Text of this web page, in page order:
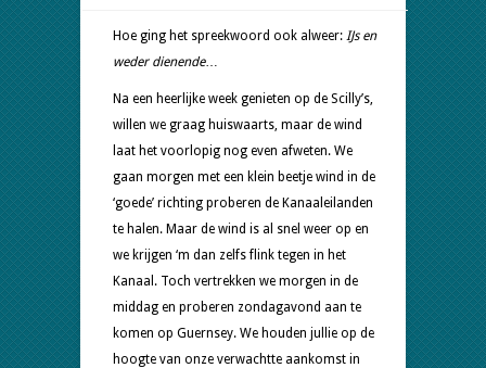
weg
Hoe ging het spreekwoord ook alweer: IJs en
weder dienende…
Na een heerlijke week genieten op de Scilly’s,
willen we graag huiswaarts, maar de wind
laat het voorlopig nog even afweten. We
gaan morgen met een klein beetje wind in de
‘goede’ richting proberen de Kanaaleilanden
te halen. Maar de wind is al snel weer op en
we krijgen ‘m dan zelfs flink tegen in het
Kanaal. Toch vertrekken we morgen in de
middag en proberen zondagavond aan te
komen op Guernsey. We houden jullie op de
hoogte van onze verwachtte aankomst in